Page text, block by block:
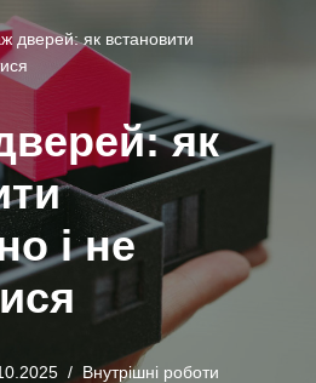
дверей: як встановити
як
і не
Внутрішні роботи